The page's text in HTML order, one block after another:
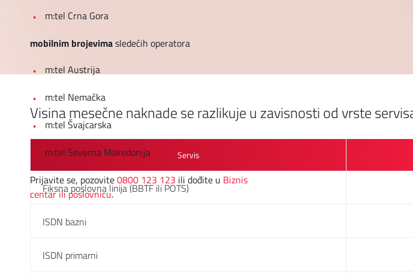
m:tel Crna Gora
mobilnim brojevimasledećih operatora
m:tel Austrija
m:tel Nemačka
m:tel Švajcarska
m:tel Severna Makedonija
Prijavite se, pozovite0800 123 123 ili dođite u Biznis
centar ili poslovnicu.
Visina mesečne naknade se razlikuje u zavisnosti od vrste
Servis
Fiksna poslovna linija (BBTF ili POTS)
ISDN bazni
ISDN primarni